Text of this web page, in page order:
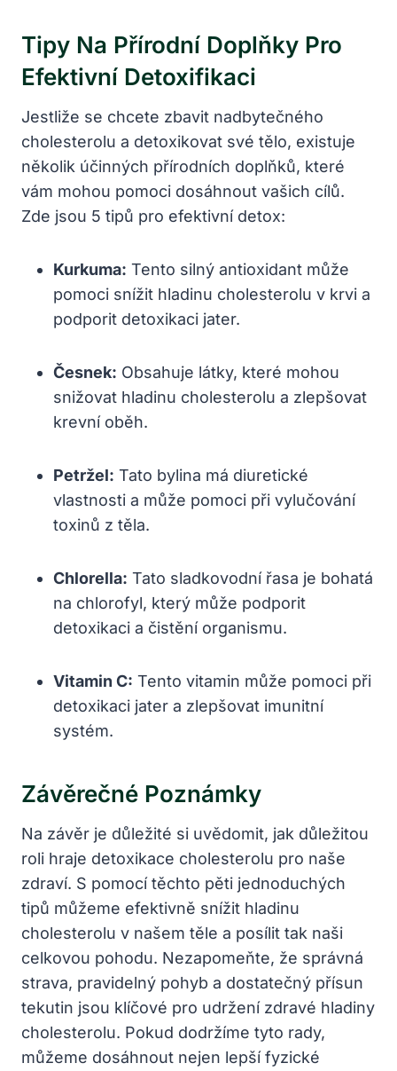
Tipy Na Přírodní Doplňky Pro
Efektivní Detoxifikaci
Jestliže se chcete zbavit nadbytečného
cholesterolu a detoxikovat své tělo, existuje
několik účinných přírodních doplňků, které
vám mohou pomoci dosáhnout vašich cílů.
Zde jsou 5 tipů pro efektivní detox:
Kurkuma: Tento silný antioxidant může
pomoci snížit hladinu cholesterolu v krvi a
podporit detoxikaci jater.
Česnek: Obsahuje látky, které mohou
snižovat hladinu cholesterolu a zlepšovat
krevní oběh.
Petržel: Tato bylina má diuretické
vlastnosti a může pomoci při vylučování
toxinů z těla.
Chlorella: Tato sladkovodní řasa je bohatá
na chlorofyl, který může podporit
detoxikaci a čistění organismu.
Vitamin C: Tento vitamin může pomoci při
detoxikaci jater a zlepšovat imunitní
systém.
Závěrečné Poznámky
Na závěr je důležité si uvědomit, jak důležitou
roli hraje detoxikace cholesterolu pro naše
zdraví. S pomocí těchto pěti jednoduchých
tipů můžeme efektivně snížit hladinu
cholesterolu v našem těle a posílit tak naši
celkovou pohodu. Nezapomeňte, že správná
strava, pravidelný pohyb a dostatečný přísun
tekutin jsou klíčové pro udržení zdravé hladiny
cholesterolu. Pokud dodržíme tyto rady,
můžeme dosáhnout nejen lepší fyzické